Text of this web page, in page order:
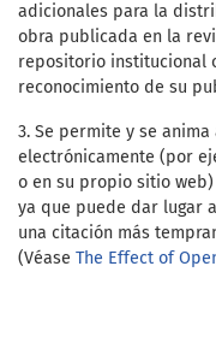
adicionales para la
obra publicada en la
repositorio institucional
reconocimiento de su
3. Se permite y se
electrónicamente (por
o en su propio sitio
ya que puede dar lugar
una citación más
(Véase The Effect of